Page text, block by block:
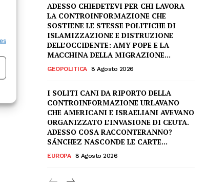
ADESSO CHIEDETEVI PER CHI LAVORA
LA CONTROINFORMAZIONE CHE
SOSTIENE LE STESSE POLITICHE DI
ISLAMIZZAZIONE E DISTRUZIONE
DELL’OCCIDENTE: AMY POPE E LA
MACCHINA DELLA MIGRAZIONE...
GEOPOLITICA 8 Agosto 2026
I SOLITI CANI DA RIPORTO DELLA
CONTROINFORMAZIONE URLAVANO
CHE AMERICANI E ISRAELIANI AVEVANO
ORGANIZZATO L’INVASIONE DI CEUTA.
ADESSO COSA RACCONTERANNO?
SÁNCHEZ NASCONDE LE CARTE...
EUROPA 8 Agosto 2026